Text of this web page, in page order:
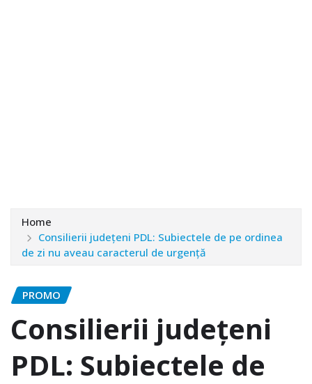
Home
Consilierii judeţeni PDL: Subiectele de pe ordinea
de zi nu aveau caracterul de urgenţă
PROMO
Consilierii judeţeni
PDL: Subiectele de